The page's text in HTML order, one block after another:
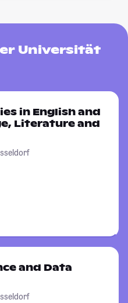
Universität
in English and
Literature and
and Data